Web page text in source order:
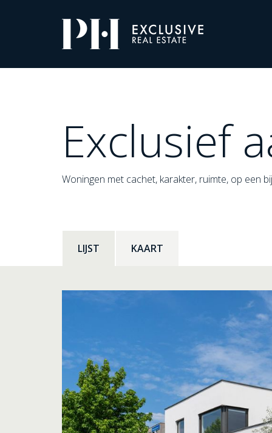
Pro-
Housing
Exclusief
Woningen met cachet, karakter, ruimte, op een
LIJST KAART